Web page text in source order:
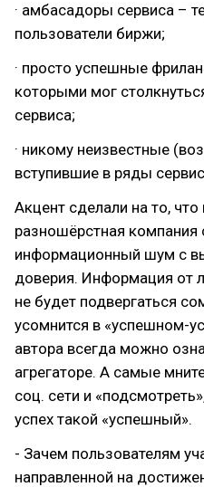
· амбасадоры сервиса –
пользователи биржи;
· просто успешные
которыми мог
сервиса;
· никому неизвестные
вступившие в ряды
Акцент сделали на то,
разношёрстная компания
информационный шум с
доверия. Информация от
не будет подвергаться
усомнится в «успешном-
автора всегда можно
агрегаторе. А самые
соц. сети и
успех такой «успешный».
- Зачем пользователям
направленной на